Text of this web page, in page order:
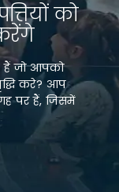
को
हैं जो आपको
करे? आप
पर हैं, जिसमें